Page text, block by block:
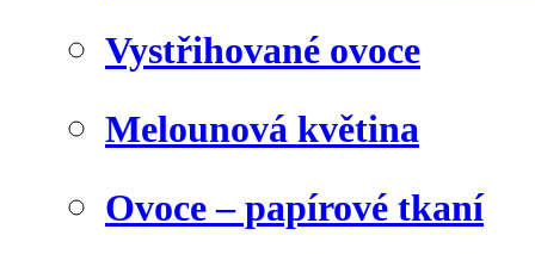
Vystřihované ovoce
Melounová květina
Ovoce – papírové tkaní